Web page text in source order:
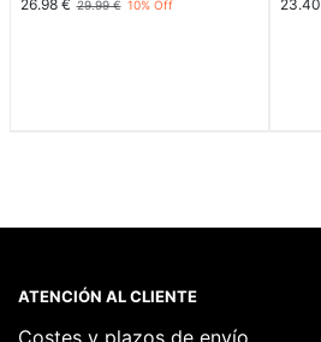
26.98€ 29.99€ 10% Off 23.40
ATENCIÓN AL CLIENTE
Costes y plazos de envío